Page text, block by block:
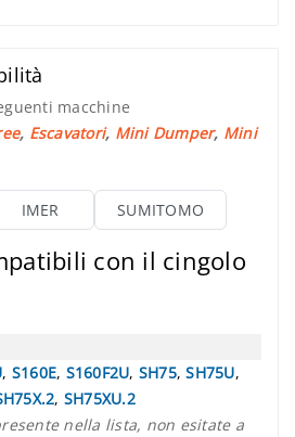
macchine
, Escavatori, Mini Dumper, Mini
IMER SUMITOMO
con il cingolo
, S160E, S160F2U, SH75,SH75U,
, SH75XU.2
nella lista, non esitate a